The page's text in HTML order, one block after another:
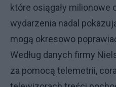
które osiągały milionowe
wydarzenia nadal
mogą okresowo
Według danych firmy
za pomocą telemetrii,